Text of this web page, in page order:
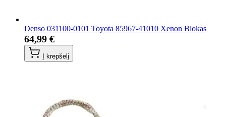
Denso 031100-0101 Toyota 85967-41010 Xenon Blokas
64,99 €
Į krepšelį